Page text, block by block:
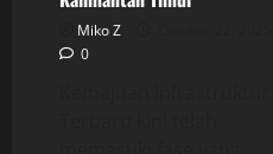
Miko Z
0